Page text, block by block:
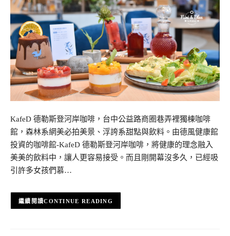
KafeD 德勒斯登河岸咖啡，台中公益路商圈巷弄裡獨棟咖啡
館，森林系網美必拍美景、浮誇系甜點與飲料。由德風健康館
投資的咖啡館-KafeD 德勒斯登河岸咖啡，將健康的理念融入
美美的飲料中，讓人更容易接受。而且剛開幕沒多久，已經吸
引許多女孩們慕…
CONTINUE READING